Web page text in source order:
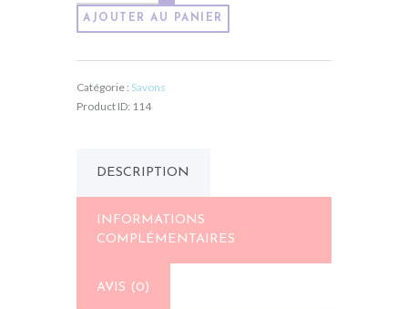
Savon
Surgras
Aloe
AJOUTER AU PANIER
Catégorie : Savons
Product ID: 114
DESCRIPTION
INFORMATIONS
COMPLÉMENTAIRES
AVIS (0)